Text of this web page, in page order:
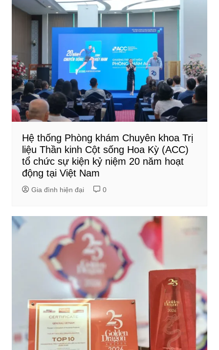
Hệ thống Phòng khám Chuyên khoa Trị
liệu Thần kinh Cột sống Hoa Kỳ (ACC)
tổ chức sự kiện kỷ niệm 20 năm hoạt
động tại Việt Nam
Gia đình hiện đại 0